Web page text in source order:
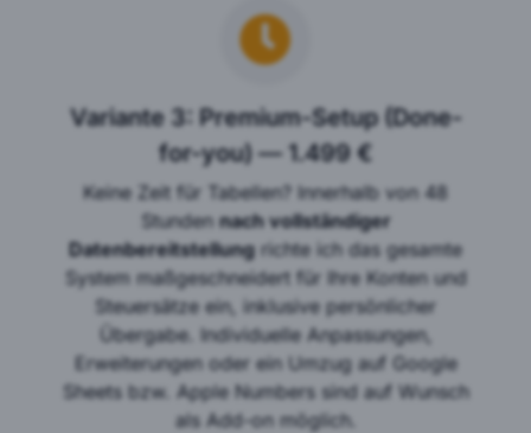
Variante 3: Premium-Setup (Done-
for-you) — 1.499 €
Keine Zeit für Tabellen? Innerhalb von 48
Stundennach vollständiger
Datenbereitstellungrichte ich das gesamte
System maßgeschneidert für Ihre Konten und
Steuersätze ein, inklusive persönlicher
Übergabe. Individuelle Anpassungen,
Erweiterungen oder ein Umzug auf Google
Sheets bzw. Apple Numbers sind auf Wunsch
als Add-on möglich.